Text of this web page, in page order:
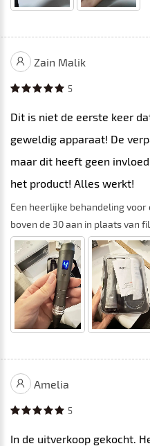
Zain Malik
5
Dit is niet de eerste keer
geweldig apparaat! De
maar dit heeft geen
het product! Alles werkt!
Een heerlijke behandeling
boven de 30 aan in plaats van
Amelia
5
In de uitverkoop gekocht.